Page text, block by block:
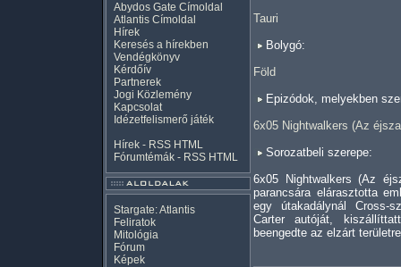
Abydos Gate Címoldal
Atlantis Címoldal
Hírek
Keresés a hírekben
Vendégkönyv
Kérdőív
Partnerek
Jogi Közlemény
Kapcsolat
Idézetfelismerő játék
Hírek - RSS HTML
Fórumtémák - RSS HTML
Stargate: Atlantis
Feliratok
Mitológia
Fórum
Képek
Tauri
Bolygó:
Föld
Epizódok, melyekben
6x05 Nightwalkers (Az
Sorozatbeli szerepe:
6x05 Nightwalkers (Az
parancsára elárasztotta
egy útakadálynál Cross-
Carter autóját,
beengedte az elzárt